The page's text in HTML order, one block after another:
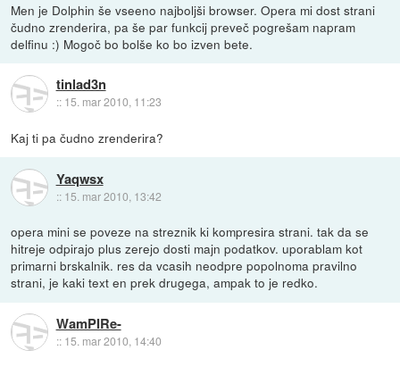
Men je Dolphin še vseeno najboljši browser. Opera mi dost strani
čudno zrenderira, pa še par funkcij preveč pogrešam napram
delfinu :) Mogoč bo bolše ko bo izven bete.
tinlad3n
:: 15. mar 2010, 11:23
Kaj ti pa čudno zrenderira?
Yaqwsx
:: 15. mar 2010, 13:42
opera mini se poveze na streznik ki kompresira strani. tak da se
hitreje odpirajo plus zerejo dosti majn podatkov. uporablam kot
primarni brskalnik. res da vcasih neodpre popolnoma pravilno
strani, je kaki text en prek drugega, ampak to je redko.
WamPIRe-
:: 15. mar 2010, 14:40